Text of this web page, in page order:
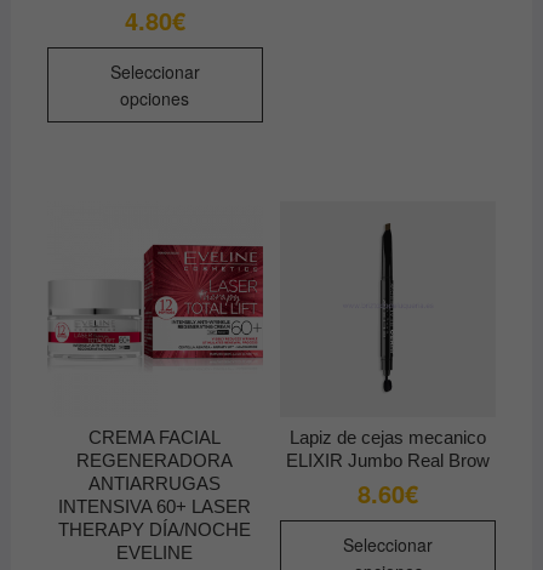
4.80€
Seleccionar
opciones
Este
se
pueden
elegir
en
producto
CREMA FACIAL
REGENERADORA
ANTIARRUGAS
INTENSIVA 60+ LASER
THERAPY DÍA/NOCHE
EVELINE
Lapiz de cejas mecanico
ELIXIR Jumbo Real Brow
8.60€
Seleccionar
Este